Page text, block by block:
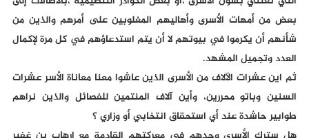
بعض من أمهات الأسرى وأهاليهم المغلوبين على أمرهم والذين من
شأنهم أن يكرموا في بيوتهم لا أن يتم استدعاؤهم في كل مرة لإكمال
العدد وتجميل المشهد.
ثم اين عشرات الآلاف من الأسرى الذين عاشوا معنا معاناة الأسر عشرات
السنين وباتو محررين، وأين آلاف المنتمين للفصائل والذين نراهم
طوابير حاشدة عند أي استحقاق انتخابي أو وزاري ؟